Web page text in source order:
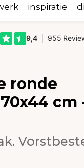
inspiratie
ronde
cm